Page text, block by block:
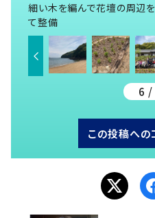
細い木を編んで花壇の周辺
て整備
6 /
この投稿への